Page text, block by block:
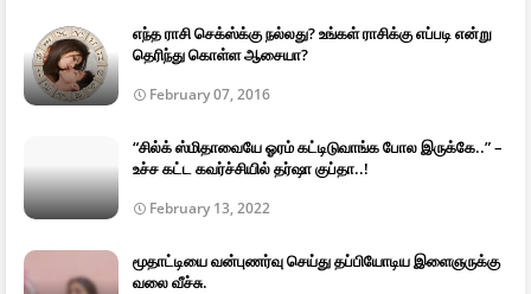
எந்த ராசி செக்ஸ்க்கு நல்லது? உங்கள் ராசிக்கு எப்படி என்று
தெரிந்து கொள்ள ஆசையா?
February 07, 2016
“சில்க் ஸ்மிதாவையே ஓரம் கட்டிடுவாங்க போல இருக்கே..” –
உச்ச கட்ட கவர்ச்சியில் தர்ஷா குப்தா..!
February 13, 2022
மூதாட்டியை வன்புணர்வு செய்து தப்பியோடிய இளைஞருக்கு
வலை வீச்சு.